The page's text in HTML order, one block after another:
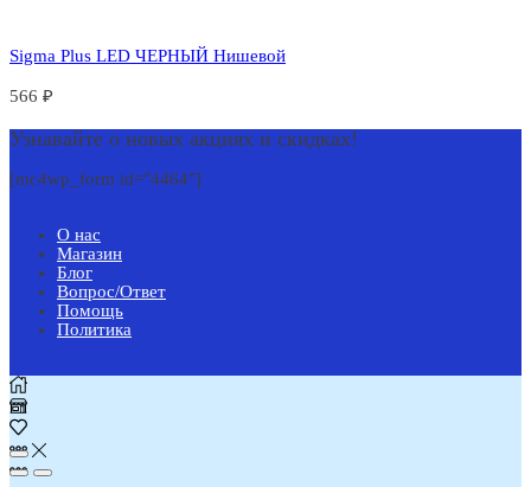
Sigma Plus LED ЧЕРНЫЙ Нишевой
566 ₽
Узнавайте о новых акциях и скидках!
[mc4wp_form id="4464"]
О нас
Магазин
Блог
Вопрос/Ответ
Помощь
Политика